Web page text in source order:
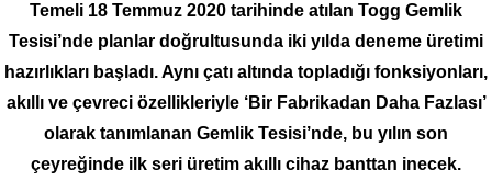
Temeli 18 Temmuz 2020 tarihinde atılan Togg Gemlik
Tesisi’nde planlar doğrultusunda iki yılda deneme üretimi
hazırlıkları başladı. Aynı çatı altında topladığı fonksiyonları,
akıllı ve çevreci özellikleriyle ‘Bir Fabrikadan Daha Fazlası’
olarak tanımlanan Gemlik Tesisi’nde, bu yılın son
çeyreğinde ilk seri üretim akıllı cihaz banttan inecek.